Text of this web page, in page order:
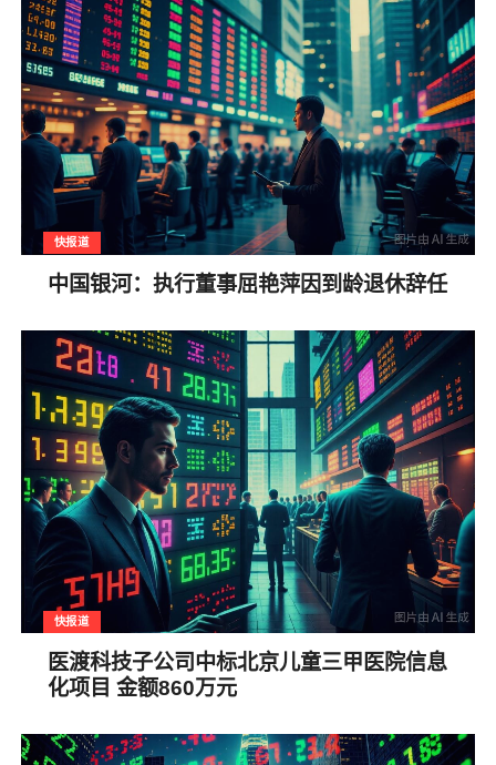
快报道
中国银河：执行董事屈艳萍因到龄退休辞任
快报道
医渡科技子公司中标北京儿童三甲医院信息
化项目 金额860万元